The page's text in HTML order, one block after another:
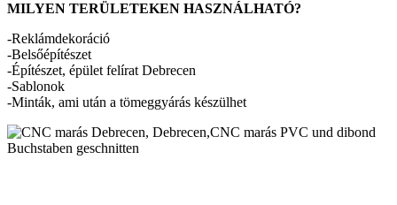
MILYEN TERÜLETEKEN HASZNÁLHATÓ?
-Reklámdekoráció
-Belsőépítészet
-Építészet, épület felírat Debrecen
-Sablonok
-Minták, ami után a tömeggyárás készülhet